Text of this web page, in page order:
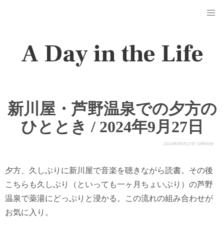
A Day in the Life
新川屋・芦野温泉での夕方の
ひととき / 2024年9月27日
2024年09月27日 12時00分
夕方、久しぶりに新川屋で音楽を聴きながら読書。その後
こちらも久しぶり（といっても一ヶ月ちょいぶり）の芦野
温泉で薬湯にどっぷりと浸かる。この流れの組み合わせが
お気に入り。